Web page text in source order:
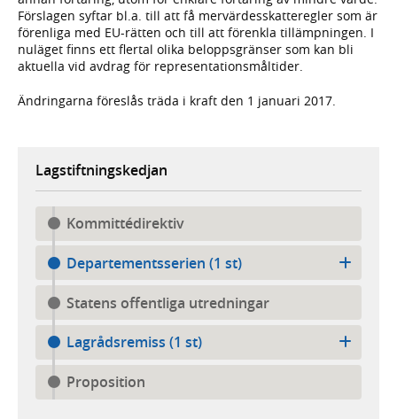
Förslagen syftar bl.a. till att få mervärdesskatteregler som är
förenliga med EU-rätten och till att förenkla tillämpningen. I
nuläget finns ett flertal olika beloppsgränser som kan bli
aktuella vid avdrag för representationsmåltider.
Ändringarna föreslås träda i kraft den 1 januari 2017.
Lagstiftningskedjan
Kommittédirektiv
Departementsserien (1 st)
Statens offentliga utredningar
Lagrådsremiss (1 st)
Proposition